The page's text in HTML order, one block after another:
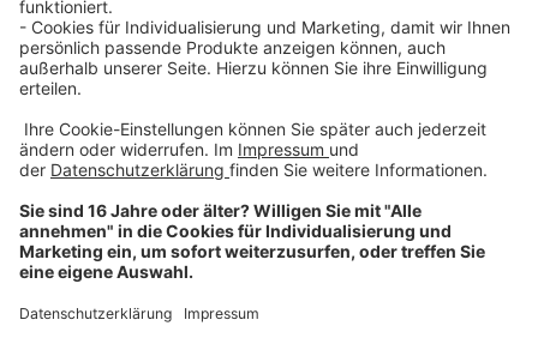
Über uns
Dehner Unternehmen
Jobs bei Dehner